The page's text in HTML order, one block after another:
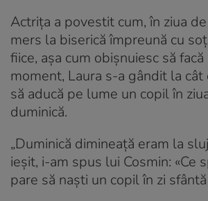
Actrița a povestit cum, în ziua
mers la biserică împreună cu
fiice, așa cum obișnuiesc să
moment, Laura s-a gândit la cât
să aducă pe lume un copil în
duminică.
„Duminică dimineață eram la
ieșit, i-am spus lui Cosmin: «Ce
pare să naști un copil în zi